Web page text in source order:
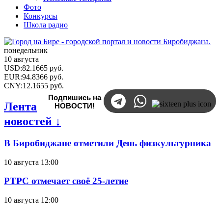
Фото
Конкурсы
Школа радио
понедельник
10 августа
USD:82.1665 руб.
EUR:94.8366 руб.
CNY:12.1655 руб.
Подпишись на
НОВОСТИ!
Лента
новостей ↓
В Биробиджане отметили День физкультурника
10 августа 13:00
РТРС отмечает своё 25-летие
10 августа 12:00